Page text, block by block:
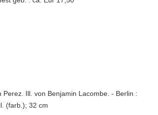
Ill. von Benjamin Lacombe. - Berlin :
(farb.); 32 cm